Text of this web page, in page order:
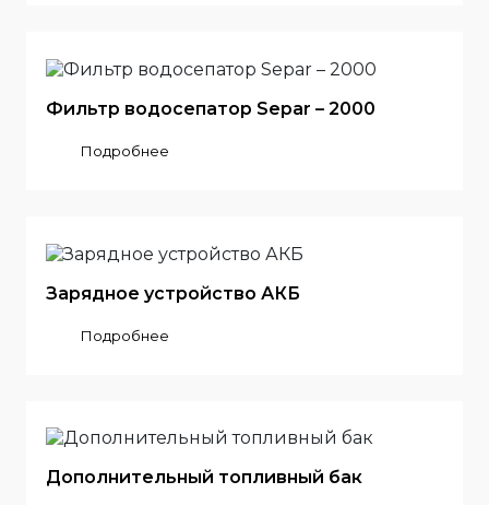
Фильтр водосепатор Separ – 2000
Подробнее
Зарядное устройство АКБ
Подробнее
Дополнительный топливный бак